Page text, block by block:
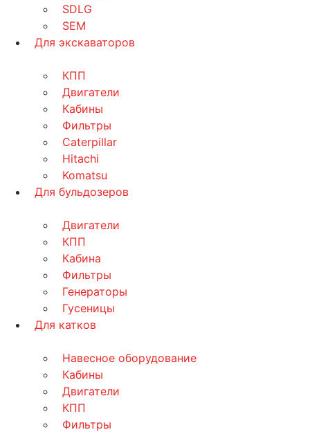
SDLG
SEM
Для экскаваторов
КПП
Двигатели
Кабины
Фильтры
Caterpillar
Hitachi
Komatsu
Для бульдозеров
Двигатели
КПП
Кабина
Фильтры
Генераторы
Гусеницы
Для катков
Навесное оборудование
Кабины
Двигатели
КПП
Фильтры